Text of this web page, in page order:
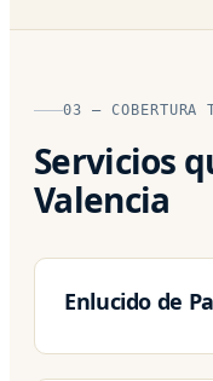
03 — COBERTURA
Servicios
Valencia
Enlucido de